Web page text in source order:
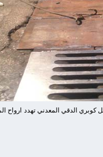
الدقي المعدني تهدد ارواح